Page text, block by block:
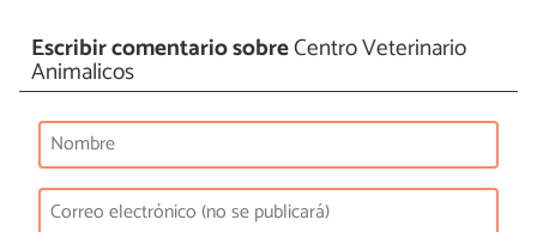
Escribir comentario sobreCentro Veterinario
Animalicos